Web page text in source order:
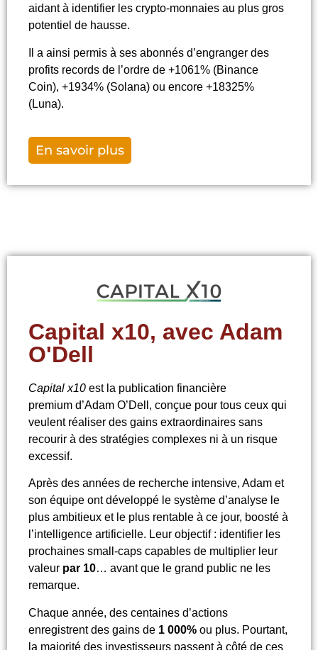
aidant à identifier les crypto-monnaies au plus gros
potentiel de hausse.
Il a ainsi permis à ses abonnés d’engranger des
profits records de l’ordre de +1061% (Binance
Coin), +1934% (Solana) ou encore +18325%
(Luna).
En savoir plus
Capital x10, avec Adam
O'Dell
Capital x10 est la publication financière
premium d’Adam O’Dell, conçue pour tous ceux qui
veulent réaliser des gains extraordinaires sans
recourir à des stratégies complexes ni à un risque
excessif.
Après des années de recherche intensive, Adam et
son équipe ont développé le système d’analyse le
plus ambitieux et le plus rentable à ce jour, boosté à
l’intelligence artificielle. Leur objectif : identifier les
prochaines small-caps capables de multiplier leur
valeur par 10… avant que le grand public ne les
remarque.
Chaque année, des centaines d’actions
enregistrent des gains de 1 000% ou plus. Pourtant,
la majorité des investisseurs passent à côté de ces